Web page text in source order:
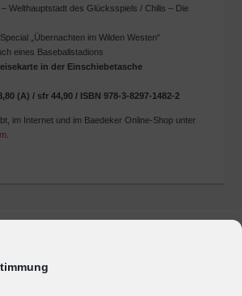
– Welthauptstadt des Glücksspiels / Chilis – Die
„Übernachten im Wilden Westen“
eines Baseballstadions
in der Einschiebetasche
(A) / sfr 44,90 / ISBN 978-3-8297-1482-2
im Internet und im Baedeker Online-Shop unter
.